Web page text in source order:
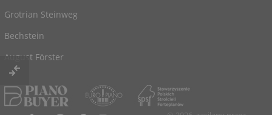
Grotrian Steinweg
Bechstein
August Förster